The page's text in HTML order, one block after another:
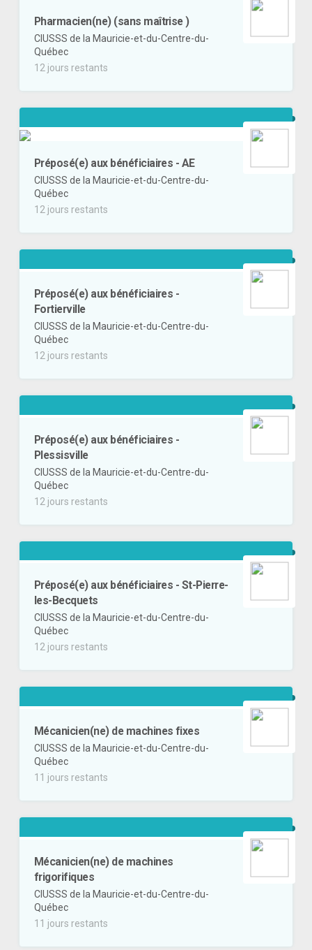
Pharmacien(ne) (sans maîtrise )
CIUSSS de la Mauricie-et-du-Centre-du-
Québec
12 jours restants
Préposé(e) aux bénéficiaires - AE
CIUSSS de la Mauricie-et-du-Centre-du-
Québec
12 jours restants
Préposé(e) aux bénéficiaires -
Fortierville
CIUSSS de la Mauricie-et-du-Centre-du-
Québec
12 jours restants
Préposé(e) aux bénéficiaires -
Plessisville
CIUSSS de la Mauricie-et-du-Centre-du-
Québec
12 jours restants
Préposé(e) aux bénéficiaires - St-Pierre-
les-Becquets
CIUSSS de la Mauricie-et-du-Centre-du-
Québec
12 jours restants
Mécanicien(ne) de machines fixes
CIUSSS de la Mauricie-et-du-Centre-du-
Québec
11 jours restants
Mécanicien(ne) de machines
frigorifiques
CIUSSS de la Mauricie-et-du-Centre-du-
Québec
11 jours restants